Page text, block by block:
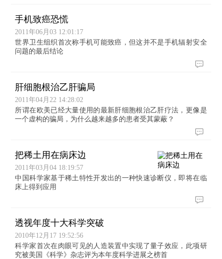
手机致癌恐慌
2011年06月03 12:01:17
世界卫生组织首次称手机可能致癌，但这并不是手机辐射安全
问题的最后结论
肝细胞根治乙肝骗局
2011年04月22 14:28:02
所谓在欧美已经大量使用的最新肝细胞根治乙肝疗法，更像是
一个虚构的骗局，为什么越来越多的患者受其蒙蔽？
把稀土用在病床边
2011年03月04 18:19:57
中国科学家基于稀土特性开发出的一种快速诊断仪，即将在临
床上得到应用
透视年度十大科学突破
2010年12月17 19:52:56
科学家首次在肉眼可见的人造装置中实现了量子效应，此项研
究被美国《科学》杂志评为本年度科学进展之榜首